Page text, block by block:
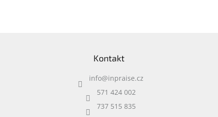
Kontakt
info@inpraise.cz
571 424 002
737 515 835